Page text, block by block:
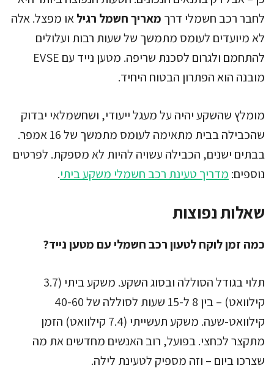
לחבר רכב חשמלי דרך מאריך חשמל רגילאו מפצל. אלה
לא מיועדים לעומס מתמשך של שעות רבות ועלולים
להתחמם ולגרום לסכנת שריפה. מטען נייד עם EVSE
מובנה הוא הפתרון הבטוח היחיד.
מומלץ שהשקע יהיה על מעגל ייעודי, ושחשמלאי יבדוק
שהכבילה בבית מתאימה לעומס מתמשך של 16 אמפר.
בבתים ישנים, הכבילה עשויה להיות לא מספקת. לפרטים
נוספים: מדריך טעינת רכב חשמלי משקע ביתי.
שאלות נפוצות
כמה זמן לוקח לטעון רכב חשמלי עם מטען נייד?
תלוי בגודל הסוללה ובסוג השקע. משקע ביתי (3.7
קילוואט) – בין 8 ל-15 שעות לסוללה של 40-60
קילוואט-שעה. משקע תעשייתי (7.4 קילוואט) הזמן
מתקצר לכחצי. בפועל, רוב האנשים מחדשים את מה
שצרכו ביום – וזה מספיק לטעינת לילה.